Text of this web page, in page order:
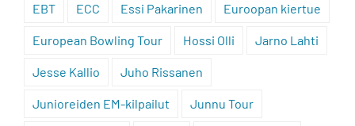
EBT ECC Essi Pakarinen Euroopan kiertue
European Bowling Tour Hossi Olli Jarno Lahti
Jesse Kallio Juho Rissanen
Junioreiden EM-kilpailut Junnu Tour